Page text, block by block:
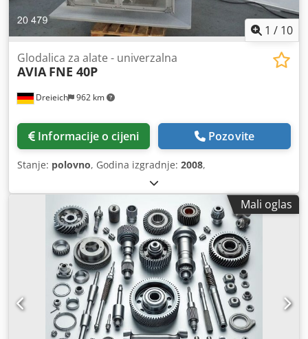
1 / 10
Dreieich 962 km
Glodalica za alate - univerzalna
AVIA FNE 40P
Informacije o cijeni Pozovite
Stanje: polovno, Godina izgradnje: 2008,
Mali oglas